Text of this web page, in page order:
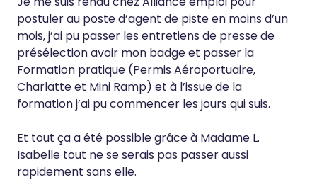
postuler au poste d’agent de piste en moins d’un
mois, j’ai pu passer les entretiens de presse de
présélection avoir mon badge et passer la
Formation pratique (Permis Aéroportuaire,
Charlatte et Mini Ramp) et à l’issue de la
formation j’ai pu commencer les jours qui suis.
Et tout ça a été possible grâce à Madame L.
Isabelle tout ne se serais pas passer aussi
rapidement sans elle.